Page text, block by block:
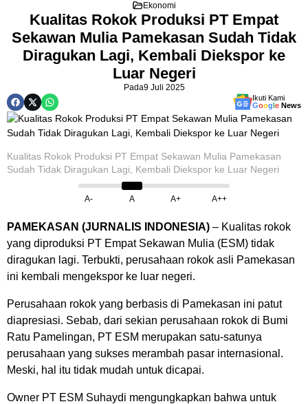
Ekonomi
Kualitas Rokok Produksi PT Empat
Sekawan Mulia Pamekasan Sudah Tidak
Diragukan Lagi, Kembali Diekspor ke
Luar Negeri
Pada9 Juli 2025
Ikuti Kami
Google News
Kualitas Rokok Produksi PT Empat Sekawan Mulia Pamekasan
Sudah Tidak Diragukan Lagi, Kembali Diekspor ke Luar Negeri
A- A A+ A++
PAMEKASAN (JURNALIS INDONESIA) – Kualitas rokok
yang diproduksi PT Empat Sekawan Mulia (ESM) tidak
diragukan lagi. Terbukti, perusahaan rokok asli Pamekasan
ini kembali mengekspor ke luar negeri.
Perusahaan rokok yang berbasis di Pamekasan ini patut
diapresiasi. Sebab, dari sekian perusahaan rokok di Bumi
Ratu Pamelingan, PT ESM merupakan satu-satunya
perusahaan yang sukses merambah pasar internasional.
Meski, hal itu tidak mudah untuk dicapai.
Owner PT ESM Suhaydi mengungkapkan bahwa untuk